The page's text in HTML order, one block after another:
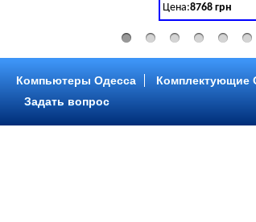
Цена:8768 грн
Intel Core ™ i3 2
Компьютеры Одесса Комплектующие
Задать вопрос